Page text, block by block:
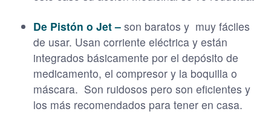
De Pistón o Jet – son baratos y muy fáciles
de usar. Usan corriente eléctrica y están
integrados básicamente por el depósito de
medicamento, el compresor y la boquilla o
máscara. Son ruidosos pero son eficientes y
los más recomendados para tener en casa.